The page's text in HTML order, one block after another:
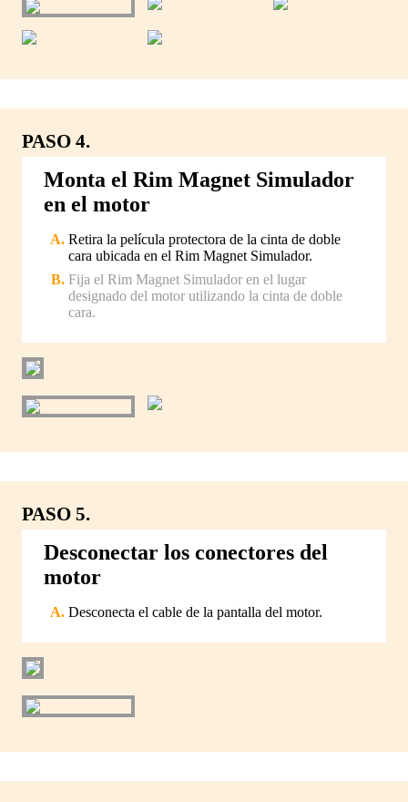
PASO 4.
Monta el Rim Magnet Simulador
en el motor
Retira la película protectora de la cinta de doble
cara ubicada en el Rim Magnet Simulador.
Fija el Rim Magnet Simulador en el lugar
designado del motor utilizando la cinta de doble
cara.
PASO 5.
Desconectar los conectores del
motor
Desconecta el cable de la pantalla del motor.